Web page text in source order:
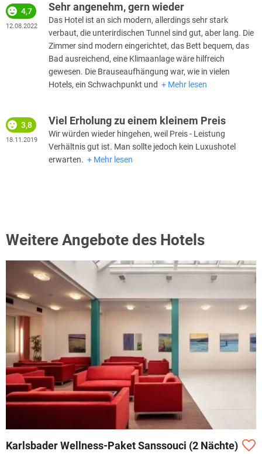
Sehr angenehm, gern wieder
4,7
12.08.2022
Das Hotel ist an sich modern, allerdings sehr stark
verbaut, die unterirdischen Tunnel sind gut, aber lang. Die
Zimmer sind modern eingerichtet, das Bett bequem, das
Bad ausreichend, eine Klimaanlage wäre hilfreich
gewesen. Die Brauseaufhängung war, wie in vielen
Hotels, ein Schwachpunkt und
Mehr lesen
Viel Erholung zu einem kleinem Preis
3,8
18.11.2019
Wir würden wieder hingehen, weil Preis - Leistung
Verhältnis gut ist. Man sollte jedoch kein Luxushotel
erwarten.
Mehr lesen
Weitere Angebote des Hotels
Karlsbader Wellness-Paket Sanssouci (2 Nächte)